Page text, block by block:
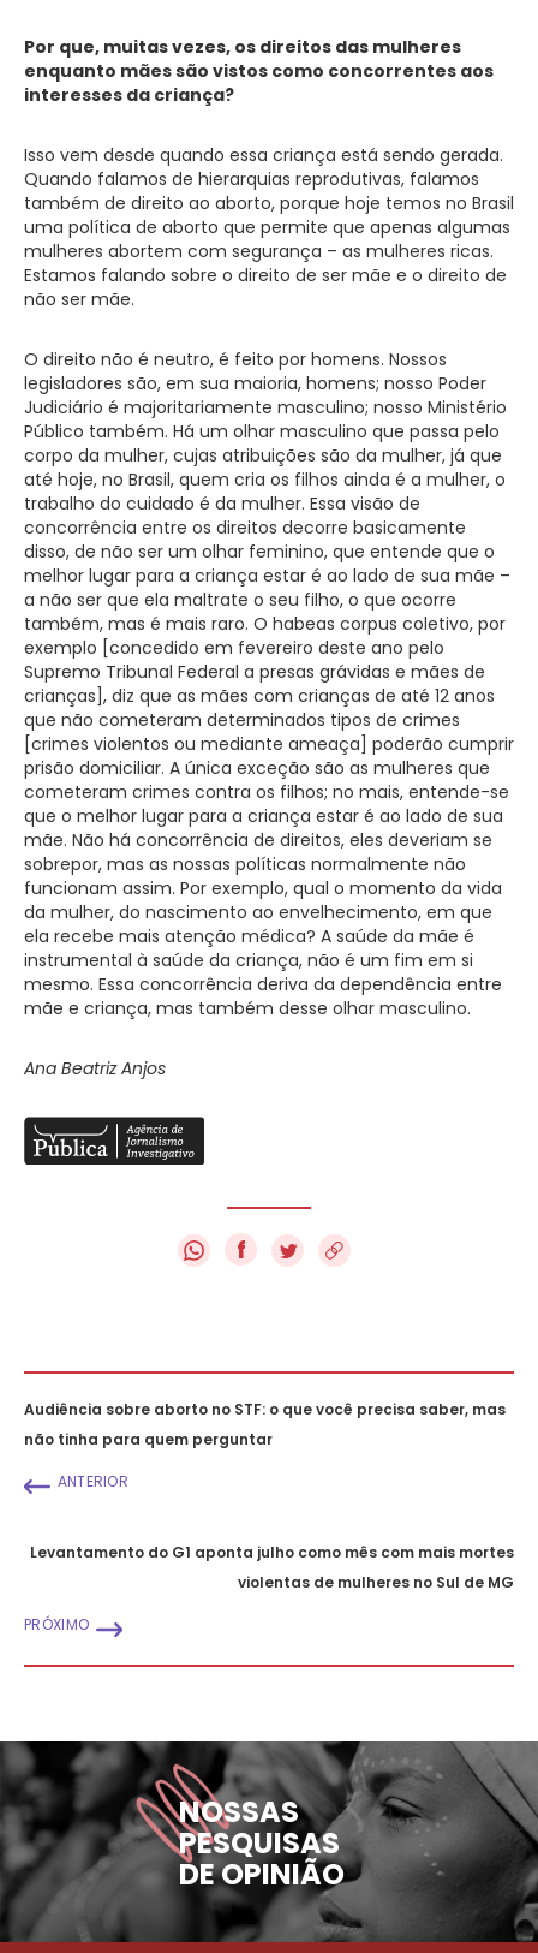
Por que, muitas vezes, os direitos das mulheres
enquanto mães são vistos como concorrentes aos
interesses da criança?
Isso vem desde quando essa criança está sendo gerada.
Quando falamos de hierarquias reprodutivas, falamos
também de direito ao aborto, porque hoje temos no Brasil
uma política de aborto que permite que apenas algumas
mulheres abortem com segurança – as mulheres ricas.
Estamos falando sobre o direito de ser mãe e o direito de
não ser mãe.
O direito não é neutro, é feito por homens. Nossos
legisladores são, em sua maioria, homens; nosso Poder
Judiciário é majoritariamente masculino; nosso Ministério
Público também. Há um olhar masculino que passa pelo
corpo da mulher, cujas atribuições são da mulher, já que
até hoje, no Brasil, quem cria os filhos ainda é a mulher, o
trabalho do cuidado é da mulher. Essa visão de
concorrência entre os direitos decorre basicamente
disso, de não ser um olhar feminino, que entende que o
melhor lugar para a criança estar é ao lado de sua mãe –
a não ser que ela maltrate o seu filho, o que ocorre
também, mas é mais raro. O habeas corpus coletivo, por
exemplo [concedido em fevereiro deste ano pelo
Supremo Tribunal Federal a presas grávidas e mães de
crianças], diz que as mães com crianças de até 12 anos
que não cometeram determinados tipos de crimes
[crimes violentos ou mediante ameaça] poderão cumprir
prisão domiciliar. A única exceção são as mulheres que
cometeram crimes contra os filhos; no mais, entende-se
que o melhor lugar para a criança estar é ao lado de sua
mãe. Não há concorrência de direitos, eles deveriam se
sobrepor, mas as nossas políticas normalmente não
funcionam assim. Por exemplo, qual o momento da vida
da mulher, do nascimento ao envelhecimento, em que
ela recebe mais atenção médica? A saúde da mãe é
instrumental à saúde da criança, não é um fim em si
mesmo. Essa concorrência deriva da dependência entre
mãe e criança, mas também desse olhar masculino.
Ana Beatriz Anjos
f
Audiência sobre aborto no STF: o que você precisa saber, mas
não tinha para quem perguntar
ANTERIOR
Levantamento do G1 aponta julho como mês com mais mortes
violentas de mulheres no Sul de MG
PRÓXIMO
NOSSAS
PESQUISAS
DE OPINIÃO